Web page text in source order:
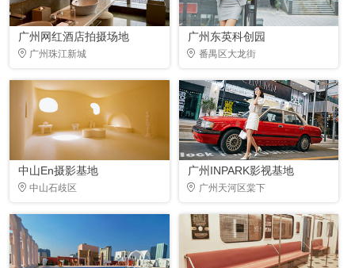
广州网红酒店拍摄场地
广州珠江新城
广州东英科创园
番禺区大龙街
中山En摄影基地
中山石歧区
广州INPARK影视基地
广州天河区棠下